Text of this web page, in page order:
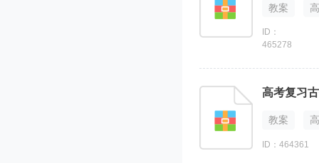
教案
ID：
465278
高考复习
教案
ID：464361